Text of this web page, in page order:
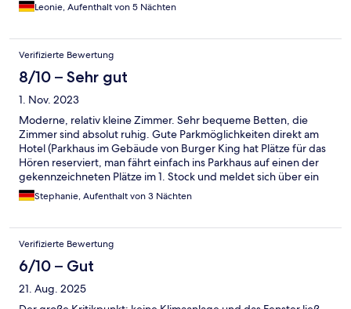
Leonie, Aufenthalt von 5 Nächten
Verifizierte Bewertung
8/10 – Sehr gut
1. Nov. 2023
Moderne, relativ kleine Zimmer. Sehr bequeme Betten, die
Zimmer sind absolut ruhig. Gute Parkmöglichkeiten direkt am
Hotel (Parkhaus im Gebäude von Burger King hat Plätze für das
Hören reserviert, man fährt einfach ins Parkhaus auf einen der
gekennzeichneten Plätze im 1. Stock und meldet sich über ein
ipad in der Hotellobby an). Man kommt mit der Metro super in
die Innenstadt und zu allen Sehenswürdigkeiten. Für einen
Stephanie, Aufenthalt von 3 Nächten
Verifizierte Bewertung
6/10 – Gut
21. Aug. 2025